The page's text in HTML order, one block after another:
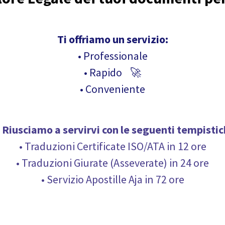
Ti offriamo un servizio:
• Professionale
• Rapido 🚀
• Conveniente
a servirvi con le seguenti
• Traduzioni Certificate ISO/ATA in 12 ore
• Traduzioni Giurate (Asseverate) in 24 ore
• Servizio Apostille Aja in 72 ore